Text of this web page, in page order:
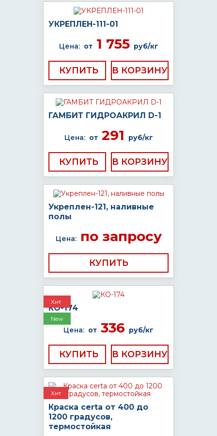
УКРЕПЛЕН-111-01
Цена: от1 755 руб/кг
КУПИТЬ
ГАМБИТ ГИДРОАКРИЛ D-1
Цена: от291 руб/кг
КУПИТЬ
Укреплен-121, наливные
полы
Цена:по запросу
КУПИТЬ
Хит
New
КО-174
Цена: от 336 руб/кг
КУПИТЬ
Хит
Краска certa от 400 до
1200 градусов,
термостойкая